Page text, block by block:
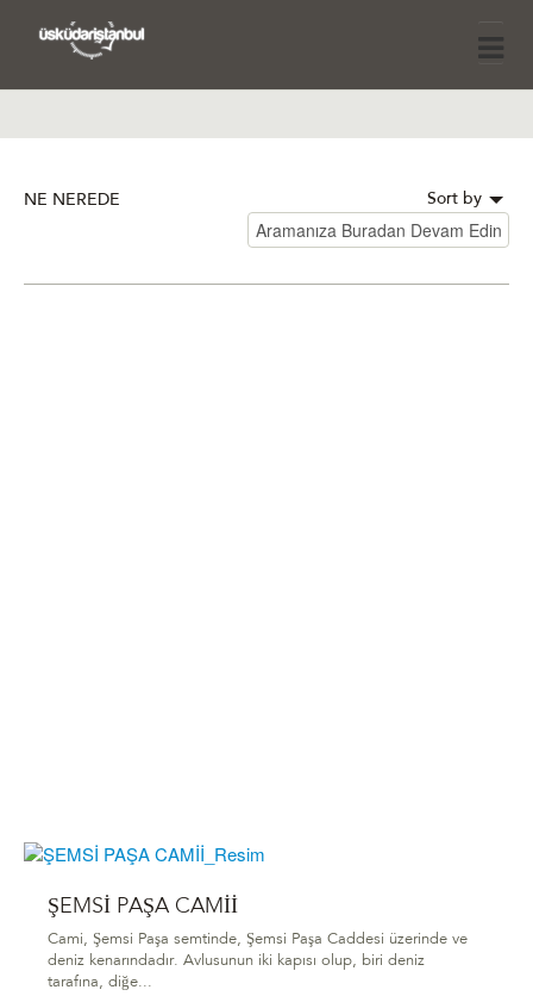
NE NEREDE Sort by
ŞEMSİ PAŞA CAMİİ
Cami, Şemsi Paşa semtinde, Şemsi Paşa Caddesi üzerinde ve
deniz kenarındadır. Avlusunun iki kapısı olup, biri deniz
tarafına, diğe...